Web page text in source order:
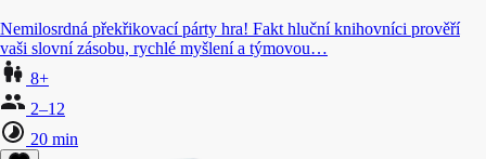
Nemilosrdná překřikovací párty hra! Fakt hluční knihovníci prověří
vaši slovní zásobu, rychlé myšlení a týmovou…
8+
2–12
20 min